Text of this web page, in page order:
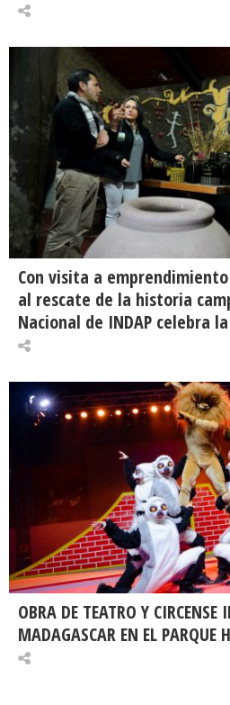
Con visita a
al rescate de la historia
Nacional de INDAP celebra
OBRA DE TEATRO Y CIRCENSE
MADAGASCAR EN EL PARQUE